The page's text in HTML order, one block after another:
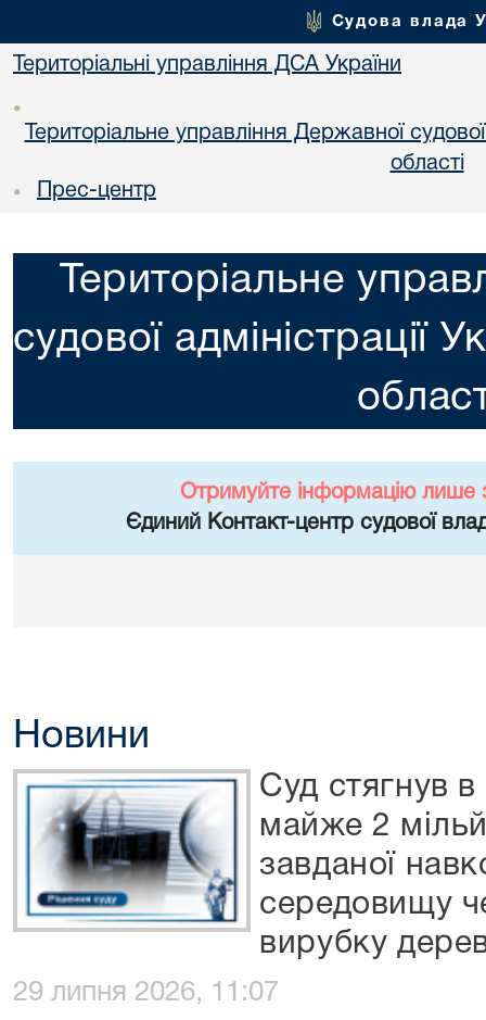
Судова влада
Територіальні управління ДСА України
•
Територіальне управління Державної
областi
• Прес-центр
Територіальне
судової адміністрації
Отримуйте інформацію лише
Єдиний Контакт-центр судової
Новини
Суд стягнув
майже 2
завданої
середовищу
вирубку
29 липня 2026, 11:07